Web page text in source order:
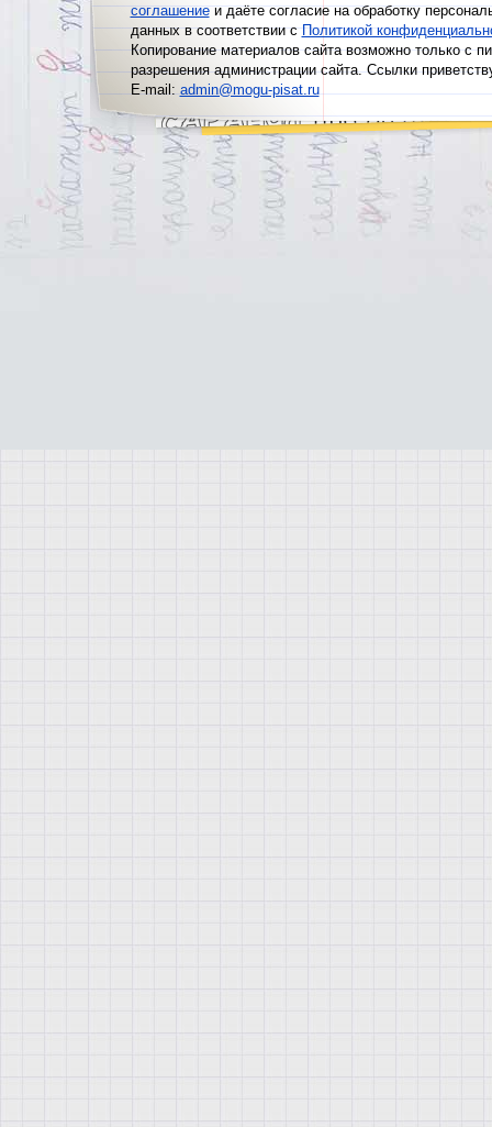
соглашениеи даёте согласие на обработку
данных в соответствии сПолитикой
Копирование материалов сайта возможно только с
разрешения администрации сайта. Ссылки
E-mail:admin@mogu-pisat.ru